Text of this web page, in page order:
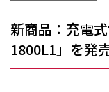
新商品：充電
1800L1」を発